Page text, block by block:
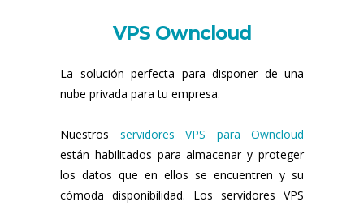
VPS Owncloud
La solución perfecta para disponer de una
nube privada para tu empresa.
Nuestros servidores VPS para Owncloud
están habilitados para almacenar y proteger
los datos que en ellos se encuentren y su
cómoda disponibilidad. Los servidores VPS